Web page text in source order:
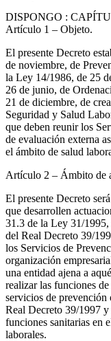
DISPONGO :
Artículo 1 – Objeto.
El presente Decreto
de noviembre, de
la Ley 14/1986, de 25
26 de junio, de
21 de diciembre, de
Seguridad y Salud
que deben reunir los
de evaluación externa
el ámbito de salud
Artículo 2 – Ámbito de
El presente Decreto
que desarrollen
31.3 de la Ley 31/
del Real Decreto 39/
los Servicios de
organización
una entidad ajena a
realizar las funciones
servicios de prevención
Real Decreto 39/1997
funciones sanitarias en
laborales.